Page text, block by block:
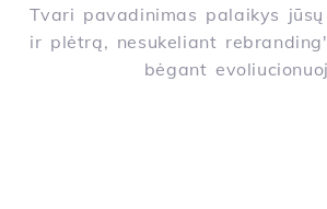
Tvari pavadinimas palaikys
ir plėtrą, nesukeliant
bėgant